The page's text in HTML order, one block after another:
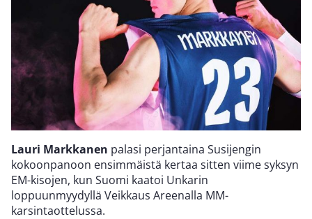
Lauri Markkanen palasi perjantaina Susijengin
kokoonpanoon ensimmäistä kertaa sitten viime syksyn
EM-kisojen, kun Suomi kaatoi Unkarin
loppuunmyydyllä Veikkaus Areenalla MM-
karsintaottelussa.